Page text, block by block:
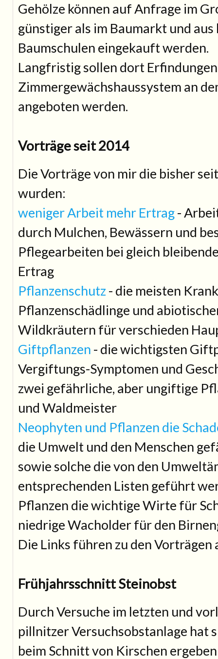
Gehölze können auf Anfrage im
günstiger als im Baumarkt und aus
Baumschulen eingekauft werden.
Langfristig sollen dort
Zimmergewächshaussystem an
angeboten werden.
Vorträge seit 2014
Die Vorträge von mir die bisher
wurden:
weniger Arbeit mehr Ertrag-
durch Mulchen, Bewässern und
Pflegearbeiten bei gleich
Ertrag
Pflanzenschutz - die meisten
Pflanzenschädlinge und
Wildkräutern für verschieden
Giftpflanzen - die wichtigsten
Vergiftungs-Symptomen und
zwei gefährliche, aber ungiftige
und Waldmeister
Neophyten und Pflanzen die
die Umwelt und den Menschen
sowie solche die von den
entsprechenden Listen geführt
Pflanzen die wichtige Wirte für
niedrige Wacholder für den
Die Links führen zu den Vorträgen
Frühjahrsschnitt Steinobst
Durch Versuche im letzten und
pillnitzer Versuchsobstanlage hat
beim Schnitt von Kirschen